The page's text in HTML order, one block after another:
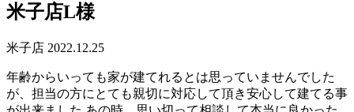
米子店L様
米子店 2022.12.25
年齢からいっても家が建てれるとは思っていませんでした
が、担当の方にとても親切に対応して頂き安心して建てる事